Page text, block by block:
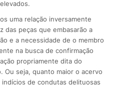
uma relação inversamente
das peças que embasarão a
e a necessidade de o membro
na busca de confirmação
propriamente dita do
Ou seja, quanto maior o acervo
de condutas delituosas